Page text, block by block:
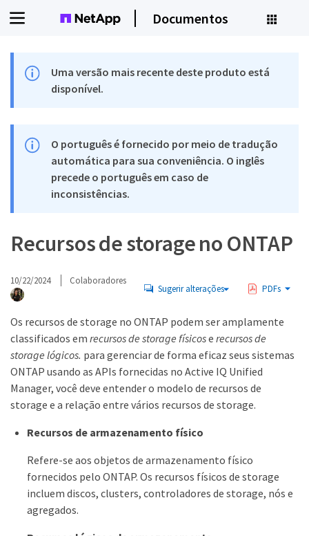
Documentos
Uma versão mais recente deste produto está
disponível.
O português é fornecido por meio de tradução
automática para sua conveniência. O inglês
precede o português em caso de
inconsistências.
Recursos de storage no ONTAP
10/22/2024 Colaboradores
Sugerir alterações PDFs
Os recursos de storage no ONTAP podem ser amplamente
classificados em recursos de storage físicose recursos de
storage lógicos. para gerenciar de forma eficaz seus sistemas
ONTAP usando as APIs fornecidas no Active IQ Unified
Manager, você deve entender o modelo de recursos de
storage e a relação entre vários recursos de storage.
Recursos de armazenamento físico
Refere-se aos objetos de armazenamento físico
fornecidos pelo ONTAP. Os recursos físicos de storage
incluem discos, clusters, controladores de storage, nós e
agregados.